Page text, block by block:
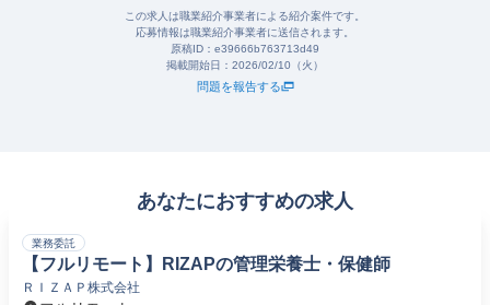
この求人は職業紹介事業者による紹介案件です。
応募情報は職業紹介事業者に送信されます。
原稿ID： e39666b763713d49
掲載開始日： 2026/02/10（火）
問題を報告する
あなたにおすすめの求人
業務委託
【フルリモート】RIZAPの管理栄養士・保健師
ＲＩＺＡＰ株式会社